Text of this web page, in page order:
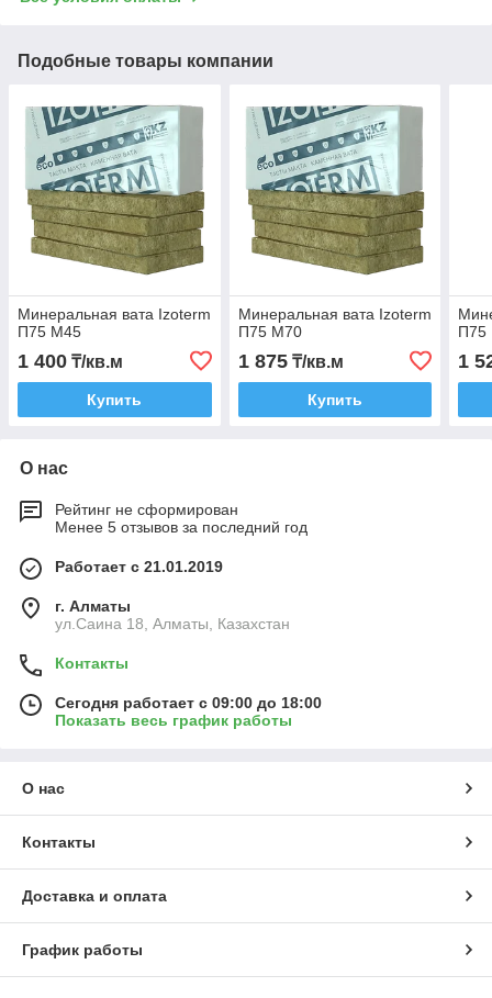
Подобные товары компании
Минеральная вата Izoterm
П75 М45
1 400 ₸/кв.м
Купить
Минеральная вата Izoterm
П75 М70
1 875₸/кв.м
Купить
П75
1
О нас
Рейтинг не сформирован
Менее 5 отзывов за последний год
Работает с 21.01.2019
г. Алматы
ул.Саина 18, Алматы, Казахстан
Контакты
Сегодня работает с 09:00 до 18:00
Показать весь график работы
О нас
Контакты
Доставка и оплата
График работы